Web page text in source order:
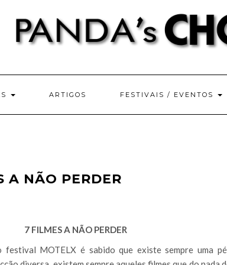
ARTIGOS FESTIVAIS / EVENTOS
A NÃO PERDER
7 FILMES A NÃO PERDER
festival MOTELX é sabido que existe sempre uma